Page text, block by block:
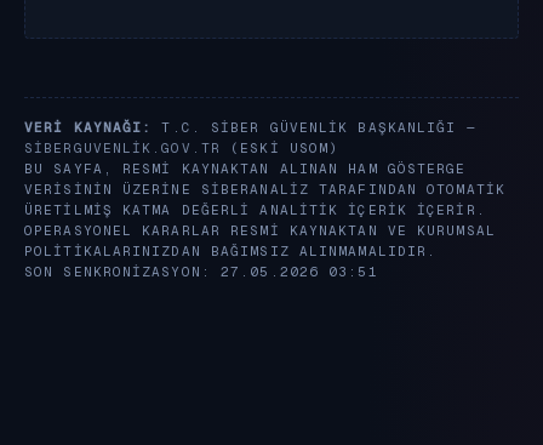
VERI KAYNAĞI:
T.C. SIBER GÜVENLIK BAŞKANLIĞI —
SIBERGUVENLIK.GOV.TR
(ESKI USOM)
BU SAYFA, RESMI KAYNAKTAN ALINAN HAM GÖSTERGE
VERISININ ÜZERINE SIBERANALIZ TARAFINDAN OTOMATIK
ÜRETILMIŞ KATMA DEĞERLI ANALITIK IÇERIK IÇERIR.
OPERASYONEL KARARLAR RESMI KAYNAKTAN VE KURUMSAL
POLITIKALARINIZDAN BAĞIMSIZ ALINMAMALIDIR.
SON SENKRONIZASYON: 27.05.2026 03:51